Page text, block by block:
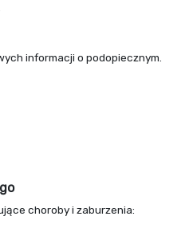
informacji o podopiecznym.
choroby i zaburzenia: